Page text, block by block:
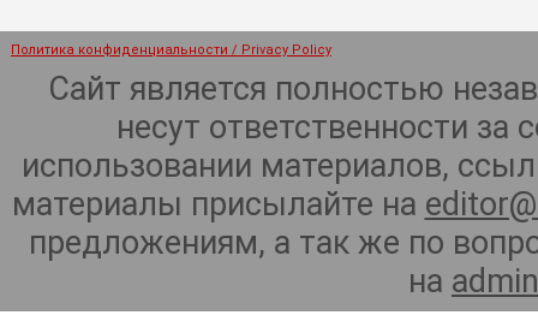
Политика конфиденциальности / Privacy Policy
Сайт является полностью
несут ответственности
использовании материалов,
материалы присылайте на
предложениям, а так же по
на